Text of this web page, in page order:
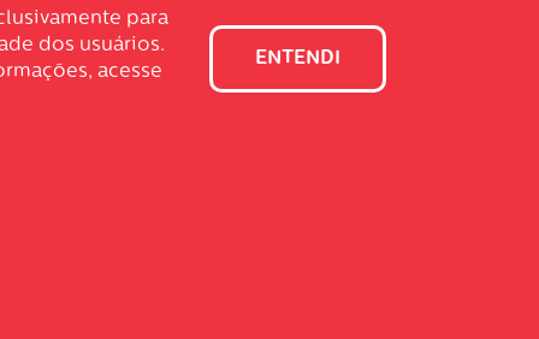
para
dos usuários.
acesse
ENTENDI